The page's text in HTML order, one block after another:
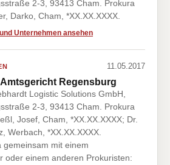
2-3, 93413 Cham. Prokura
Darko, Cham, *XX.XX.XXXX.
Unternehmen ansehen
11.05.2017
Amtsgericht Regensburg
Logistic Solutions GmbH,
2-3, 93413 Cham. Prokura
Josef, Cham, *XX.XX.XXXX; Dr.
Werbach, *XX.XX.XXXX.
gemeinsam mit einem
oder einem anderen Prokuristen: